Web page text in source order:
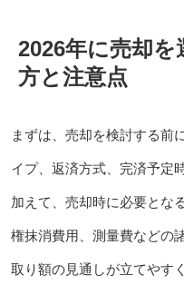
2026年に売却
方と注意点
まずは、売却を検討する前
イプ、返済方式、完済予定
加えて、売却時に必要とな
権抹消費用、測量費などの
取り額の見通しが立てやす